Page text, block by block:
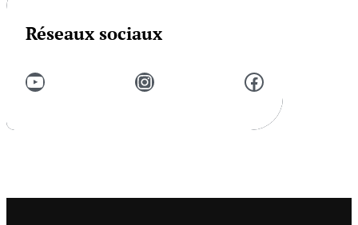
Réseaux sociaux
YouTube Instagram Facebook